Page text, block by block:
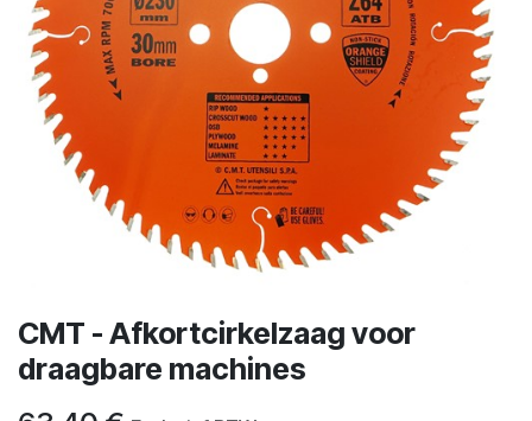
CMT - Afkortcirkelzaag voor
draagbare machines